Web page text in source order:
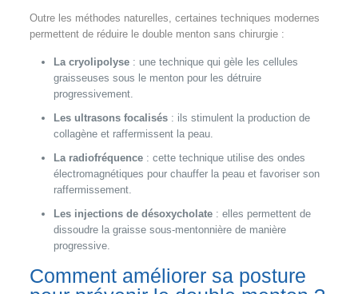
Outre les méthodes naturelles, certaines techniques modernes
permettent de réduire le double menton sans chirurgie :
La cryolipolyse: une technique qui gèle les cellules
graisseuses sous le menton pour les détruire
progressivement.
Les ultrasons focalisés: ils stimulent la production de
collagène et raffermissent la peau.
La radiofréquence: cette technique utilise des ondes
électromagnétiques pour chauffer la peau et favoriser son
raffermissement.
Les injections de désoxycholate: elles permettent de
dissoudre la graisse sous-mentonnière de manière
progressive.
Comment améliorer sa posture